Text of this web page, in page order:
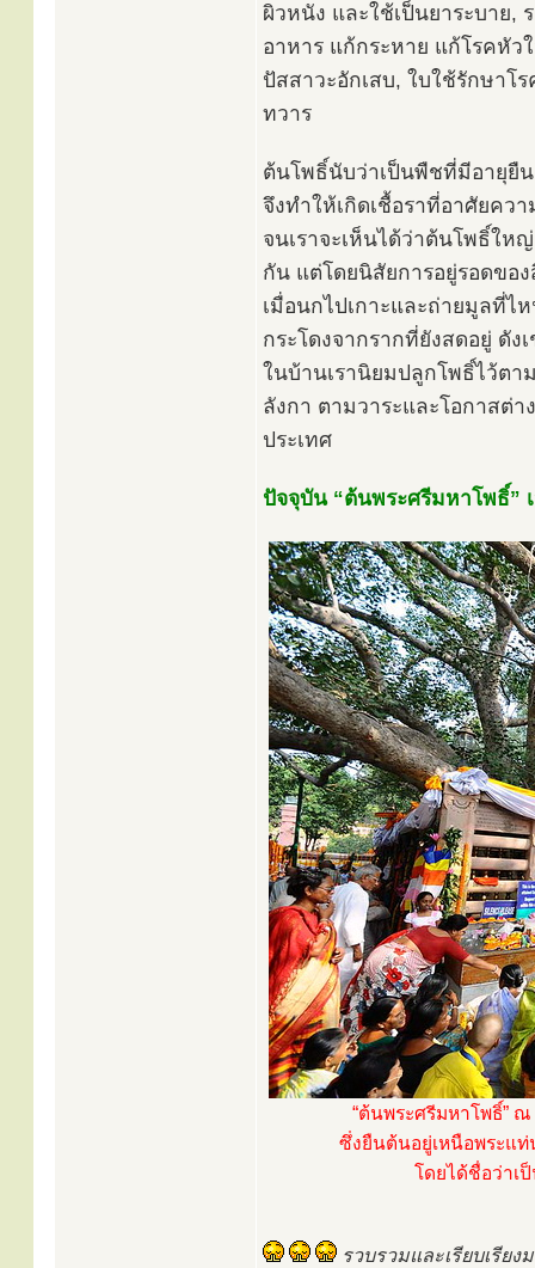
ผิวหนัง และใช้เป็นยาระบาย,
อาหาร แก้กระหาย แก้โรคหัว
ปัสสาวะอักเสบ, ใบใช้รักษาโ
ทวาร
ต้นโพธิ์นับว่าเป็นพืชที่มีอายุยื
จึงทำให้เกิดเชื้อราที่อาศัยคว
จนเราจะเห็นได้ว่าต้นโพธิ์ให
กัน แต่โดยนิสัยการอยู่รอดขอ
เมื่อนกไปเกาะและถ่ายมูลที่ไ
กระโดงจากรากที่ยังสดอยู่ ดั
ในบ้านเรานิยมปลูกโพธิ์ไว้ตา
ลังกา ตามวาระและโอกาสต่
ประเทศ
ปัจจุบัน “ต้นพระศรีมหาโพธิ์”
“ต้นพระศรีมหาโพธิ์”
ซึ่งยืนต้นอยู่เหนือพระแ
โดยได้ชื่อว่าเ
รวบรวมและเรียบเรียง